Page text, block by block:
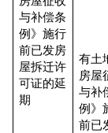
与补偿条
例》施行
前已发房
屋拆迁许
可证的延
期
有土
房屋
与补
例》
前已